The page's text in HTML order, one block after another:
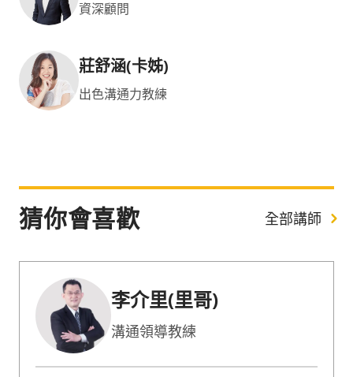
資深顧問
莊舒涵(卡姊)
出色溝通力教練
猜你會喜歡 全部講師
李介里(里哥)
溝通領導教練